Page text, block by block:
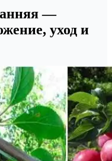
—
уход и